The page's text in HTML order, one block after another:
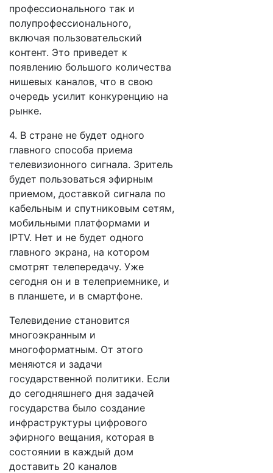
профессионального так и
полупрофессионального,
включая пользовательский
контент. Это приведет к
появлению большого количества
нишевых каналов, что в свою
очередь усилит конкуренцию на
рынке.
4. В стране не будет одного
главного способа приема
телевизионного сигнала. Зритель
будет пользоваться эфирным
приемом, доставкой сигнала по
кабельным и спутниковым сетям,
мобильными платформами и
IPТV. Нет и не будет одного
главного экрана, на котором
смотрят телепередачу. Уже
сегодня он и в телеприемнике, и
в планшете, и в смартфоне.
Телевидение становится
многоэкранным и
многоформатным. От этого
меняются и задачи
государственной политики. Если
до сегодняшнего дня задачей
государства было создание
инфраструктуры цифрового
эфирного вещания, которая в
состоянии в каждый дом
доставить 20 каналов